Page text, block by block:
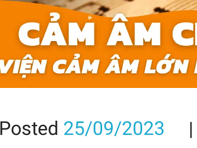
Posted 25/09/2023